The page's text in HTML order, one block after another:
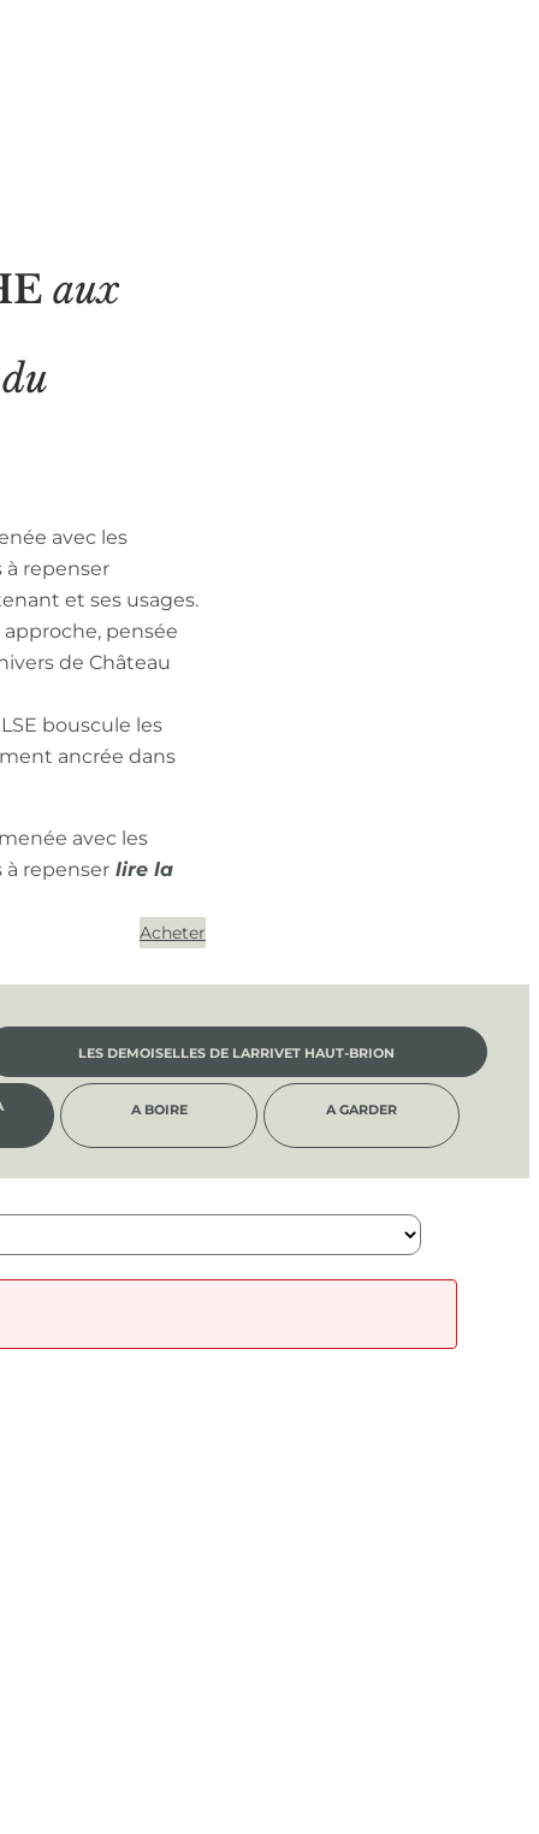
aux
du
avec les
à repenser
et ses usages.
pensée
de Château
bouscule les
ancrée dans
avec les
à repenser
Acheter
LES DEMOISELLES DE LARRIVET HAUT-BRION
A BOIRE A GARDER